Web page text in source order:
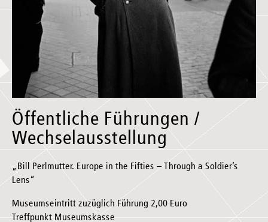
Öffentliche Führungen /
Wechselausstellung
„Bill Perlmutter. Europe in the Fifties – Through a Soldier’s
Lens“
Museumseintritt zuzüglich Führung 2,00 Euro
Treffpunkt Museumskasse